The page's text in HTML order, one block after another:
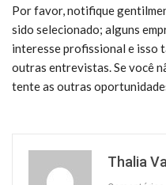
Por favor, notifique
sido selecionado; alguns
interesse profissional e isso
outras entrevistas. Se você
tente as outras
Thalia